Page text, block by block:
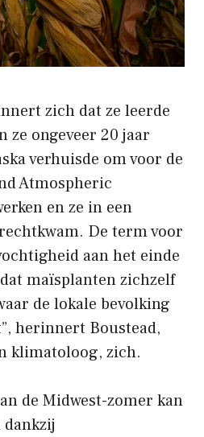
zich dat ze leerde
ze ongeveer 20 jaar
verhuisde om voor de
Atmospheric
en ze in een
De term voor
aan het einde
maïsplanten zichzelf
de lokale bevolking
herinnert Boustead,
klimatoloog, zich.
de Midwest-zomer kan